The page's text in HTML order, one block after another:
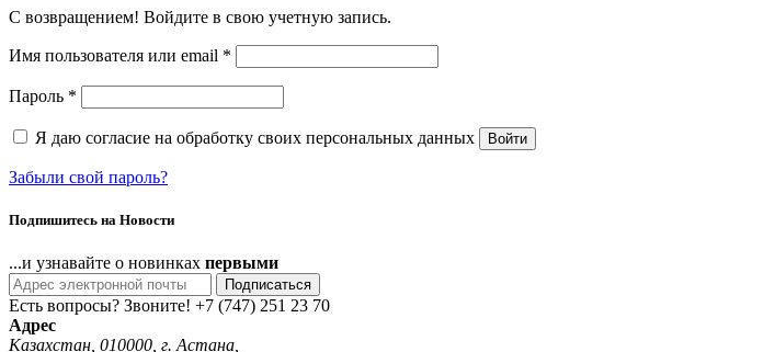
С возвращением! Войдите в свою учетную запись.
Имя пользователя или email *
Пароль *
Я даю согласие на обработку своих персональных данных Войти
Забыли свой пароль?
Подпишитесь на Новости
...и узнавайте о новинках первыми
Подписаться
Есть вопросы? Звоните! +7 (747) 251 23 70
Адрес
Казахстан, 010000, г. Астана,